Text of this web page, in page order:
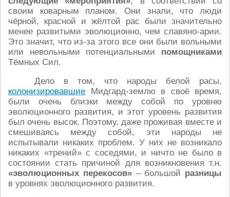
своим коварным планом. Они знали, что люди
чёрной, красной и жёлтой рас были значительно
менее развитыми эволюционно, чем славяно-арии.
Это значит, что из-за этого все они были вольными
или невольными потенциальными помощниками
Тёмных Сил.
Дело в том, что народы белой расы,
колонизировавшие Мидгард-землю в своё время,
были очень близки между собой по уровню
эволюционного развития, и этот уровень развития
был очень высок. Поэтому, даже проживая вместе и
смешиваясь между собой, эти народы не
испытывали никаких проблем. У них не возникало
никаких «трений» с соседями, и ничто не было в
состоянии стать причиной для возникновения т.н.
«эволюционных перекосов»– большой разницы
в уровнях эволюционного развития.